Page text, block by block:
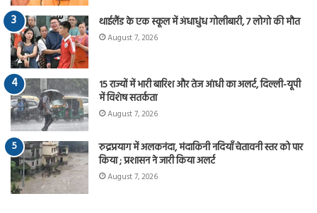
थाईलैंड के एक स्कूल में अंधाधुंध गोलीबारी, 7 लोगो की मौत
August 7, 2026
15 राज्यों में भारी बारिश और तेज आंधी का अलर्ट, दिल्ली-यूपी
में विशेष सतर्कता
August 7, 2026
रुद्रप्रयाग में अलकनंदा, मंदाकिनी नदियाँ चेतावनी स्तर को पार
किया ; प्रशासन ने जारी किया अलर्ट
August 7, 2026